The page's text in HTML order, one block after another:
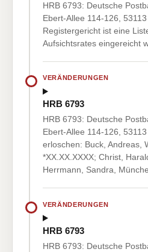
HRB 6793: Deutsche
Ebert-Allee 114-126,
Registergericht ist eine
Aufsichtsrates eingereicht
VERÄNDERUNGEN
HRB 6793
HRB 6793: Deutsche
Ebert-Allee 114-126,
erloschen: Buck, Andreas,
*XX.XX.XXXX; Christ,
Herrmann, Sandra,
VERÄNDERUNGEN
HRB 6793
HRB 6793: Deutsche